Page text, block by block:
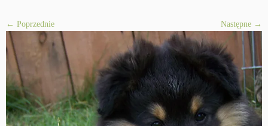
← Poprzednie Następne →